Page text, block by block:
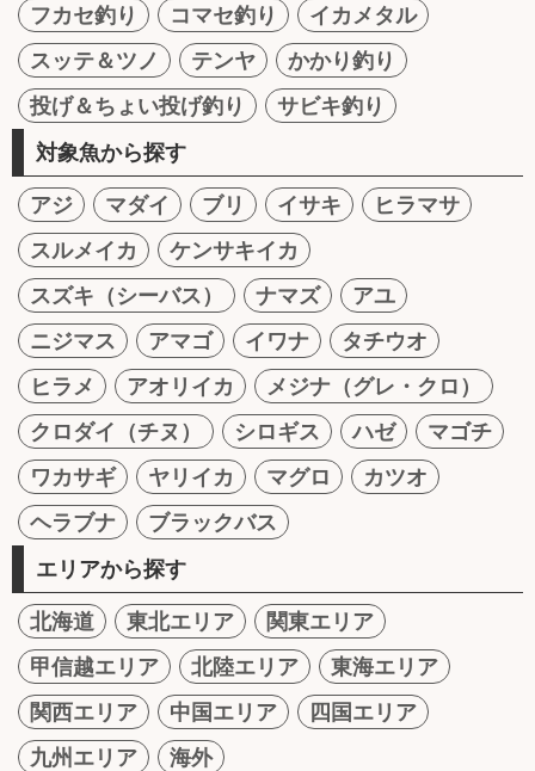
フカセ釣り
コマセ釣り
イカメタル
スッテ＆ツノ
テンヤ
かかり釣り
投げ＆ちょい投げ釣り
サビキ釣り
対象魚から探す
アジ マダイ ブリ イサキ
ヒラマサ
スルメイカ
ケンサキイカ
スズキ（シーバス）
ナマズ
アユ
ニジマス
アマゴ イワナ
タチウオ
ヒラメ
アオリイカ
メジナ（グレ・クロ）
クロダイ（チヌ）
シロギス ハゼ
マゴチ
ワカサギ
ヤリイカ マグロ
カツオ
ヘラブナ
ブラックバス
エリアから探す
北海道 東北エリア
関東エリア
甲信越エリア
北陸エリア
東海エリア
関西エリア
中国エリア
四国エリア
九州エリア
海外